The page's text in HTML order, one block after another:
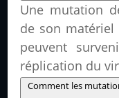
Une mutation
de son matériel
peuvent
réplication du
Comment les